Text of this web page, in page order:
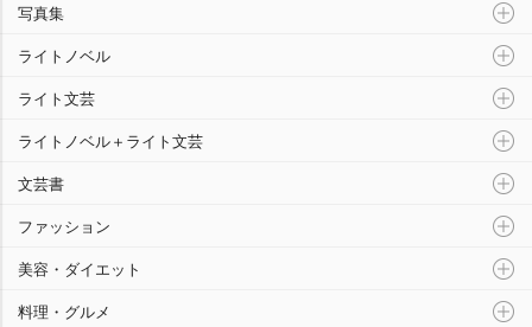
写真集
ライトノベル
ライト文芸
ライトノベル＋ライト文芸
文芸書
ファッション
美容・ダイエット
料理・グルメ